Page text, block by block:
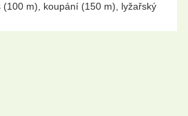
m), koupání (150 m), lyžařský